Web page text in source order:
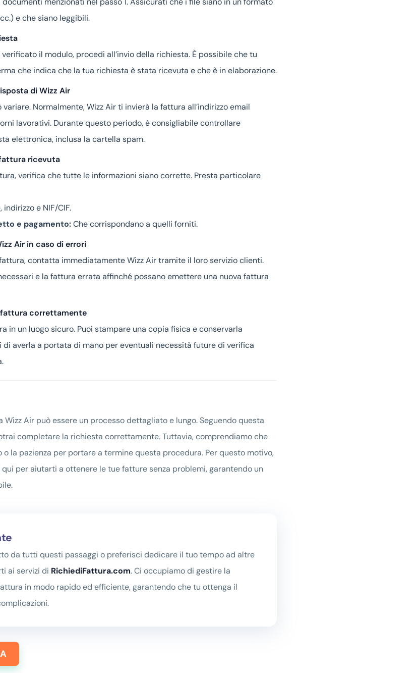
e che siano leggibili.
il modulo, procedi all’invio della richiesta. È possibile che tu
che indica che la tua richiesta è stata ricevuta e che è in elaborazione.
di Wizz Air
Normalmente, Wizz Air ti invierà la fattura all’indirizzo email
lavorativi. Durante questo periodo, è consigliabile controllare
elettronica, inclusa la cartella spam.
ricevuta
verifica che tutte le informazioni siano corrette. Presta particolare
indirizzo e NIF/CIF.
e pagamento:Che corrispondano a quelli forniti.
Air in caso di errori
contatta immediatamente Wizz Air tramite il loro servizio clienti.
e la fattura errata affinché possano emettere una nuova fattura
fattura correttamente
in un luogo sicuro. Puoi stampare una copia fisica e conservarla
averla a portata di mano per eventuali necessità future di verifica
Wizz Air può essere un processo dettagliato e lungo. Seguendo questa
completare la richiesta correttamente. Tuttavia, comprendiamo che
la pazienza per portare a termine questa procedura. Per questo motivo,
qui per aiutarti a ottenere le tue fatture senza problemi, garantendo un
da tutti questi passaggi o preferisci dedicare il tuo tempo ad altre
ai servizi di RichiediFattura.com. Ci occupiamo di gestire la
in modo rapido ed efficiente, garantendo che tu ottenga il